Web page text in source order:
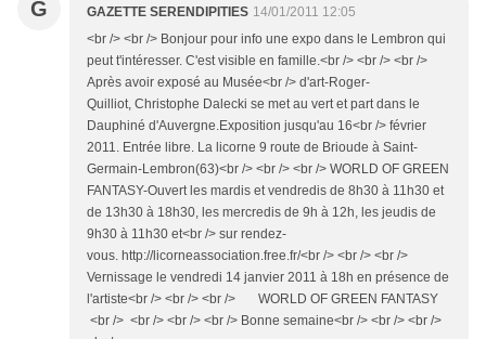
G GAZETTE SERENDIPITIES 14/01/2011 12:05
<br /> <br /> Bonjour pour info une expo dans le Lembron qui
peut t'intéresser. C'est visible en famille.<br /> <br /> <br />
Après avoir exposé au Musée<br /> d'art-Roger-
Quilliot, Christophe Dalecki se met au vert et part dans le
Dauphiné d'Auvergne.Exposition jusqu'au 16<br /> février
2011. Entrée libre. La licorne 9 route de Brioude à Saint-
Germain-Lembron(63)<br /> <br /> <br /> WORLD OF GREEN
FANTASY-Ouvert les mardis et vendredis de 8h30 à 11h30 et
de 13h30 à 18h30, les mercredis de 9h à 12h, les jeudis de
9h30 à 11h30 et<br /> sur rendez-
vous. http://licorneassociation.free.fr/<br /> <br /> <br />
Vernissage le vendredi 14 janvier 2011 à 18h en présence de
l'artiste<br /> <br /> <br /> WORLD OF GREEN FANTASY
<br /> <br /> <br /> <br /> Bonne semaine<br /> <br /> <br />